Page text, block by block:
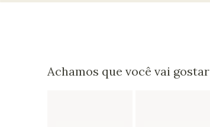
Achamos que você vai gostar